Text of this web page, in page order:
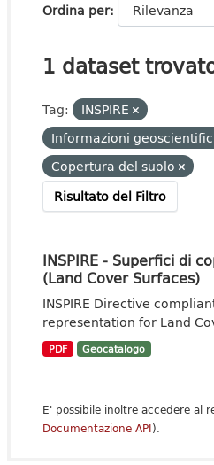
Ordina per
1 dataset
Tag:
INSPIRE
Informazioni
Copertura del suolo
Risultato del Filtro
INSPIRE - Superfici di
(Land Cover Surfaces)
INSPIRE Directive
representation for Land
PDF Geocatalogo
E' possibile inoltre accedere al
Documentazione API).